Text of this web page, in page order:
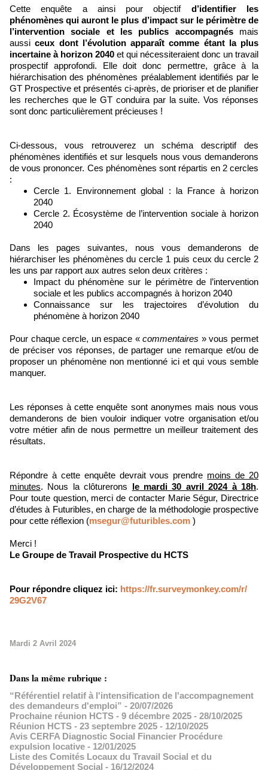
Cette enquête a ainsi pour objectif d’identifier les
phénomènes qui auront le plus d’impact sur le périmètre de
l’intervention sociale et les publics accompagnésmais
aussiceux dont l’évolution apparaît comme étant la plus
incertaine à horizon 2040 et qui nécessiteraient donc un travail
prospectif approfondi. Elle doit donc permettre, grâce à la
hiérarchisation des phénomènes préalablement identifiés par le
GT Prospective et présentés ci-après, de prioriser et de planifier
les recherches que le GT conduira par la suite. Vos réponses
sont donc particulièrement précieuses !
Ci-dessous, vous retrouverez un schéma descriptif des
phénomènes identifiés et sur lesquels nous vous demanderons
de vous prononcer. Ces phénomènes sont répartis en 2 cercles
:
Cercle 1. Environnement global : la France à horizon
2040
Cercle 2. Écosystème de l’intervention sociale à horizon
2040
Dans les pages suivantes, nous vous demanderons de
hiérarchiser les phénomènes du cercle 1 puis ceux du cercle 2
les uns par rapport aux autres selon deux critères :
Impact du phénomène sur le périmètre de l’intervention
sociale et les publics accompagnés à horizon 2040
Connaissance sur les trajectoires d’évolution du
phénomène à horizon 2040
Pour chaque cercle, un espace «commentaires » vous permet
de préciser vos réponses, de partager une remarque et/ou de
proposer un phénomène non mentionné ici et qui vous semble
manquer.
Les réponses à cette enquête sont anonymes mais nous vous
demanderons de bien vouloir indiquer votre organisation et/ou
votre métier afin de nous permettre un meilleur traitement des
résultats.
Répondre à cette enquête devrait vous prendre moins de 20
minutes. Nous la clôturerons le mardi 30 avril 2024 à 18h.
Pour toute question, merci de contacter Marie Ségur, Directrice
d’études à Futuribles, en charge de la méthodologie prospective
pour cette réflexion (msegur@futuribles.com )
Merci !
Le Groupe de Travail Prospective du HCTS
Pour répondre cliquez ici: https://fr.surveymonkey.com/r/
29G2V67
Mardi 2 Avril 2024
Dans la même rubrique :
“Référentiel relatif à l'intensification de l'accompagnement
des demandeurs d'emploi” - 20/07/2026
Prochaine réunion HCTS - 9 décembre 2025 - 28/10/2025
Réunion HCTS - 23 septembre 2025 - 12/10/2025
Avis CERFA Diagnostic Social Financier Procédure
expulsion locative - 12/01/2025
Liste des Comités Locaux du Travail Social et du
Développement Social - 16/12/2024